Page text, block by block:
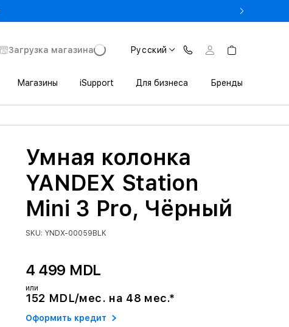
Загрузка магазина Русский
Магазины iSupport Для бизнеса Бренды
Умная колонка
YANDEX Station
Mini 3 Pro, Чёрный
SKU: YNDX-00059BLK
4 499 MDL
или
152 MDL/мес. на 48 мес.*
Оформить кредит